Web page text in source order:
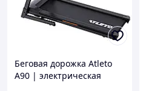
Беговая дорожка Atleto
A90 | электрическая